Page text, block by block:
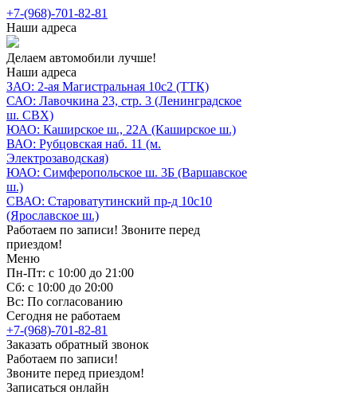
+7-(968)-701-82-81
Наши адреса
Делаем автомобили лучше!
Наши адреса
ЗАО: 2-ая Магистральная 10с2 (ТТК)
САО: Лавочкина 23, стр. 3 (Ленинградское
ш. СВХ)
ЮАО: Каширское ш., 22А (Каширское ш.)
ВАО: Рубцовская наб. 11 (м.
Электрозаводская)
ЮАО: Симферопольское ш. 3Б (Варшавское
ш.)
СВАО: Староватутинский пр-д 10с10
(Ярославское ш.)
Работаем по записи! Звоните перед
приездом!
Меню
Пн-Пт: с 10:00 до 21:00
Сб: с 10:00 до 20:00
Вс: По согласованию
Сегодня не работаем
+7-(968)-701-82-81
Заказать обратный звонок
Работаем по записи!
Звоните перед приездом!
Записаться онлайн